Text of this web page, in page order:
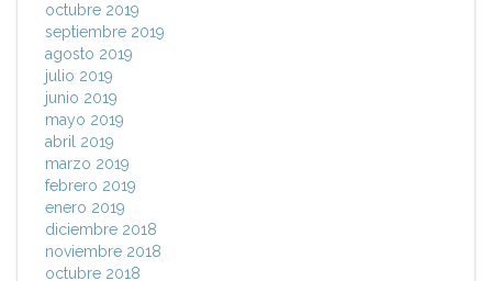
octubre 2019
septiembre 2019
agosto 2019
julio 2019
junio 2019
mayo 2019
abril 2019
marzo 2019
febrero 2019
enero 2019
diciembre 2018
noviembre 2018
octubre 2018